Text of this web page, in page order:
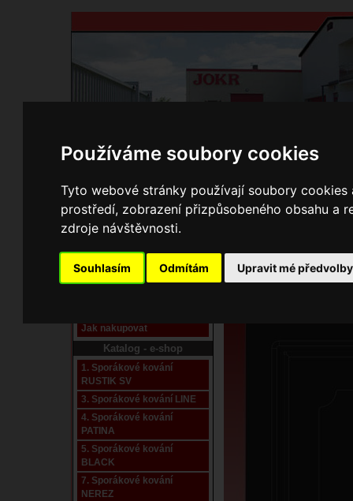
Používáme soubory cookies
Tyto webové stránky používají soubory
prostředí, zobrazení přizpůsobeného obsahu a
zdroje návštěvnosti.
Souhlasím Odmítám Upravit mé předvolby
Domů Kontakty Přihlášení Ke
Pracoviště laser
Nové pracoviště firmy
Jak nakupovat
Katalog - e-shop
1. Sporákové kování
RUSTIK SV
3. Sporákové kování LINE
4. Sporákové kování
PATINA
5. Sporákové kování
BLACK
7. Sporákové kování
NEREZ
E-shop JOKR